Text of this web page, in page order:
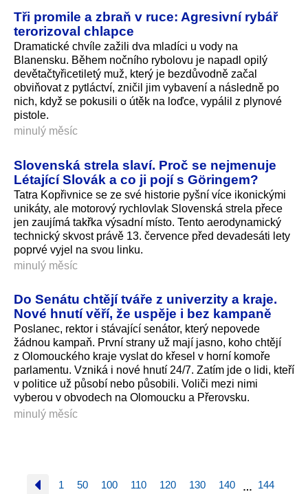
Tři promile a zbraň v ruce: Agresivní rybář
terorizoval chlapce
Dramatické chvíle zažili dva mladíci u vody na
Blanensku. Během nočního rybolovu je napadl opilý
devětačtyřicetiletý muž, který je bezdůvodně začal
obviňovat z pytláctví, zničil jim vybavení a následně po
nich, když se pokusili o útěk na loďce, vypálil z plynové
pistole.
minulý měsíc
Slovenská strela slaví. Proč se nejmenuje
Létající Slovák a co ji pojí s Göringem?
Tatra Kopřivnice se ze své historie pyšní více ikonickými
unikáty, ale motorový rychlovlak Slovenská strela přece
jen zaujímá takřka výsadní místo. Tento aerodynamický
technický skvost právě 13. července před devadesáti lety
poprvé vyjel na svou linku.
minulý měsíc
Do Senátu chtějí tváře z univerzity a kraje.
Nové hnutí věří, že uspěje i bez kampaně
Poslanec, rektor i stávající senátor, který nepovede
žádnou kampaň. První strany už mají jasno, koho chtějí
z Olomouckého kraje vyslat do křesel v horní komoře
parlamentu. Vzniká i nové hnutí 24/7. Zatím jde o lidi, kteří
v politice už působí nebo působili. Voliči mezi nimi
vyberou v obvodech na Olomoucku a Přerovsku.
minulý měsíc
1 50 100 110 120 130 140 … 144